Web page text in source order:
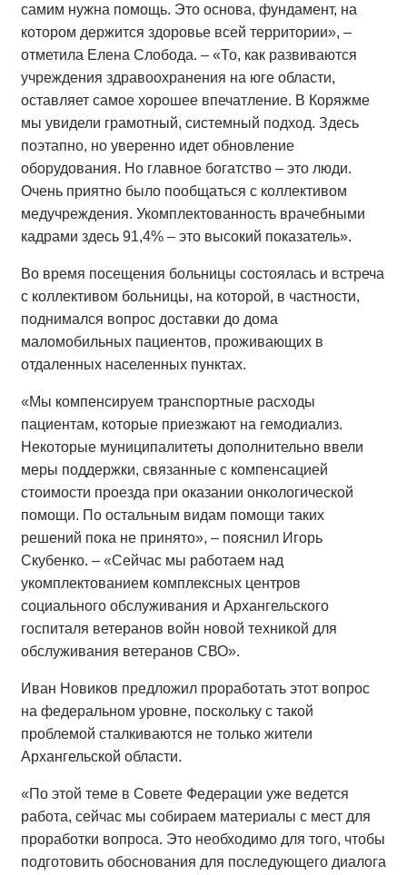
самим нужна помощь. Это основа, фундамент, на
котором держится здоровье всей территории», –
отметила Елена Слобода. – «То, как развиваются
учреждения здравоохранения на юге области,
оставляет самое хорошее впечатление. В Коряжме
мы увидели грамотный, системный подход. Здесь
поэтапно, но уверенно идет обновление
оборудования. Но главное богатство – это люди.
Очень приятно было пообщаться с коллективом
медучреждения. Укомплектованность врачебными
кадрами здесь 91,4% – это высокий показатель».
Во время посещения больницы состоялась и встреча
с коллективом больницы, на которой, в частности,
поднимался вопрос доставки до дома
маломобильных пациентов, проживающих в
отдаленных населенных пунктах.
«Мы компенсируем транспортные расходы
пациентам, которые приезжают на гемодиализ.
Некоторые муниципалитеты дополнительно ввели
меры поддержки, связанные с компенсацией
стоимости проезда при оказании онкологической
помощи. По остальным видам помощи таких
решений пока не принято», – пояснил Игорь
Скубенко. – «Сейчас мы работаем над
укомплектованием комплексных центров
социального обслуживания и Архангельского
госпиталя ветеранов войн новой техникой для
обслуживания ветеранов СВО».
Иван Новиков предложил проработать этот вопрос
на федеральном уровне, поскольку с такой
проблемой сталкиваются не только жители
Архангельской области.
«По этой теме в Совете Федерации уже ведется
работа, сейчас мы собираем материалы с мест для
проработки вопроса. Это необходимо для того, чтобы
подготовить обоснования для последующего диалога